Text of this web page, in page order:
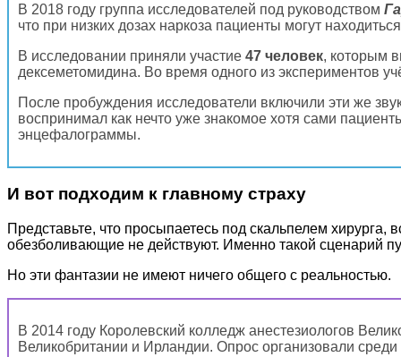
В 2018 году группа исследователей под руководством
что при низких дозах наркоза пациенты могут
В исследовании приняли участие 47 человек, которым
дексеметомидина. Во время одного из экспериментов
После пробуждения исследователи включили эти же
воспринимал как нечто уже знакомое хотя сами
энцефалограммы.
И вот подходим к главному страху
Представьте, что просыпаетесь под скальпелем
обезболивающие не действуют. Именно такой сценарий
Но эти фантазии не имеют ничего общего с реальностью.
В 2014 году Королевский колледж анестезиологов
Великобритании и Ирландии. Опрос организовали